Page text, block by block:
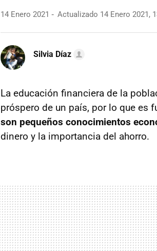
14 Enero 2021 Actualizado 14 Enero 2021,
Silvia Díaz
La educación financiera de la
próspero de un país, por lo que es
son pequeños conocimientos
dinero y la importancia del ahorro.